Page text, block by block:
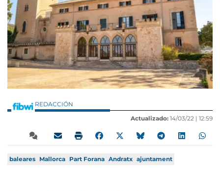
REDACCIÓN
Actualizado: 14/03/22 | 12:59
baleares Mallorca Part Forana Andratx ajuntament